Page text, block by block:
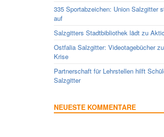
335 Sportabzeichen: Union Salzgitter
auf
Salzgitters Stadtbibliothek lädt zu
Ostfalia Salzgitter: Videotagebücher
Krise
Partnerschaft für Lehrstellen hilft
Salzgitter
NEUESTE KOMMENTARE